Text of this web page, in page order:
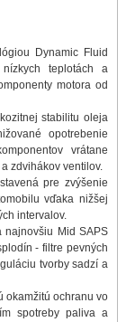
Dynamic Fluid
teplotách a
motora od
stabilitu oleja
opotrebenie
vrátane
zdvihákov ventilov.
pre zvýšenie
vďaka nižšej
intervalov.
najnovšiu Mid SAPS
- filtre pevných
tvorby sadzí a
okamžitú ochranu vo
spotreby paliva a